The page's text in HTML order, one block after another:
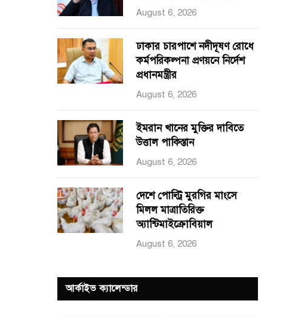
August 6, 2026
ঢাকার চারপাশে নদীদূষণ রোধে
কর্মপরিকল্পনা প্রণয়নে নির্দেশ
প্রধানমন্ত্রীর
August 6, 2026
ইমরান খানের মুক্তির দাবিতে
উত্তাল পাকিস্তান
August 6, 2026
দেশে পোল্ট্রি মুরগির মাংসে
মিলল মাত্রাতিরিক্ত
অ্যান্টিমাইক্রোবিয়াল
August 6, 2026
আর্কাইভ ক্যালেন্ডার